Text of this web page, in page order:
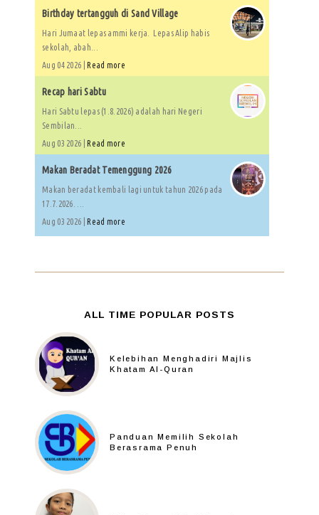
Birthday tertangguh di Sand Village
Hari Jumaat lepas ammi kerja. Lepas Alip habis
sekolah, abah...
Aug 04 2026 |Read more
Recap hari Sabtu
Hari Sabtu lepas (1.8.2026) adalah hari Negeri
Sembilan...
Aug 03 2026 |Read more
Makan Beradat Temenggung 2026
Makan beradat kembali lagi untuk tahun 2026 pada
17.7.2026. ...
Aug 03 2026 |Read more
ALL TIME POPULAR POSTS
Kelebihan Menghadiri Majlis
Khatam Al-Quran
Panduan Memilih Sekolah
Berasrama Penuh